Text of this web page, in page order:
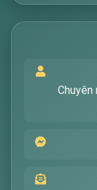
tìm kiếm các
khóa màChuyên